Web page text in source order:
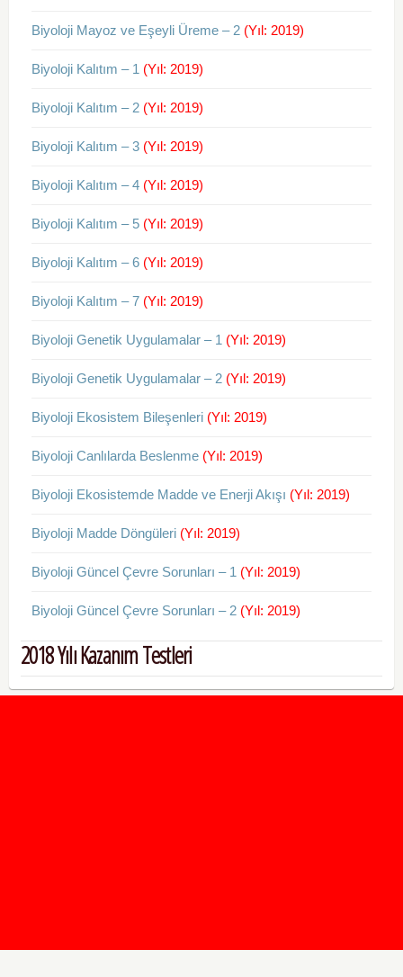
Biyoloji Mayoz ve Eşeyli Üreme – 2 (Yıl: 2019)
Biyoloji Kalıtım – 1 (Yıl: 2019)
Biyoloji Kalıtım – 2 (Yıl: 2019)
Biyoloji Kalıtım – 3 (Yıl: 2019)
Biyoloji Kalıtım – 4 (Yıl: 2019)
Biyoloji Kalıtım – 5 (Yıl: 2019)
Biyoloji Kalıtım – 6 (Yıl: 2019)
Biyoloji Kalıtım – 7 (Yıl: 2019)
Biyoloji Genetik Uygulamalar – 1 (Yıl: 2019)
Biyoloji Genetik Uygulamalar – 2 (Yıl: 2019)
Biyoloji Ekosistem Bileşenleri (Yıl: 2019)
Biyoloji Canlılarda Beslenme (Yıl: 2019)
Biyoloji Ekosistemde Madde ve Enerji Akışı (Yıl: 2019)
Biyoloji Madde Döngüleri (Yıl: 2019)
Biyoloji Güncel Çevre Sorunları – 1 (Yıl: 2019)
Biyoloji Güncel Çevre Sorunları – 2 (Yıl: 2019)
2018 Yılı Kazanım Testleri